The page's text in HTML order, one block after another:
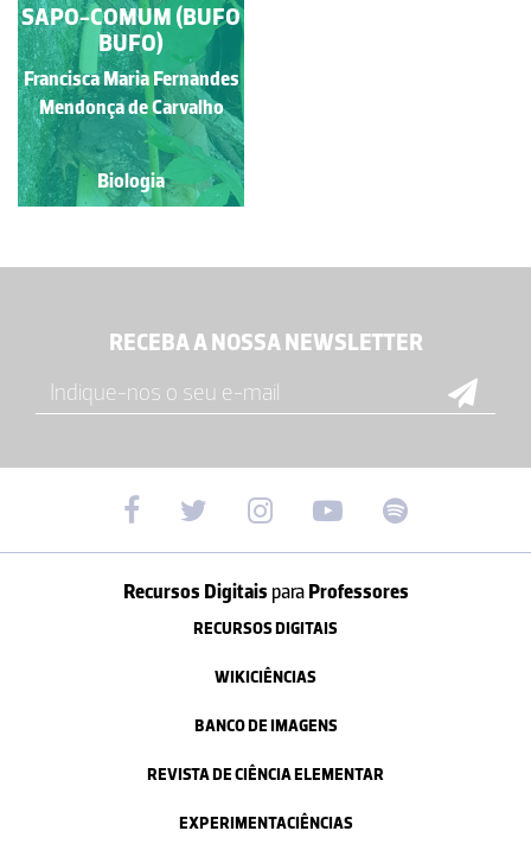
SAPO-COMUM (BUFO
BUFO)
Francisca Maria Fernandes
Mendonça de Carvalho
Biologia
RECEBA A NOSSA NEWSLETTER
Recursos Digitais paraProfessores
RECURSOS DIGITAIS
WIKICIÊNCIAS
BANCO DE IMAGENS
REVISTA DE CIÊNCIA ELEMENTAR
EXPERIMENTACIÊNCIAS